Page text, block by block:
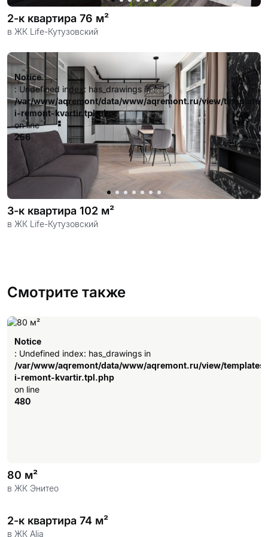
жилье своей мечты.
2-к квартира 76 м²
в ЖК Life-Кутузовский
Notice
: Undefined index: has_drawings in
/var/www/aqremont/data/www/aqremont.ru/view/
i-remont-kvartir.tpl.php
on line
256
3-к квартира 102 м²
в ЖК Life-Кутузовский
Смотрите также
Notice
: Undefined index: has_drawings in
/var/www/aqremont/data/www/aqremont.ru/view/
i-remont-kvartir.tpl.php
on line
480
80 м²
в ЖК Энитео
Notice
2-к квартира 74 м²
в ЖК Alia